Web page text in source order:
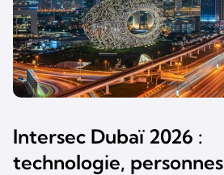
Intersec Dubaï 2026 :
technologie, personnes